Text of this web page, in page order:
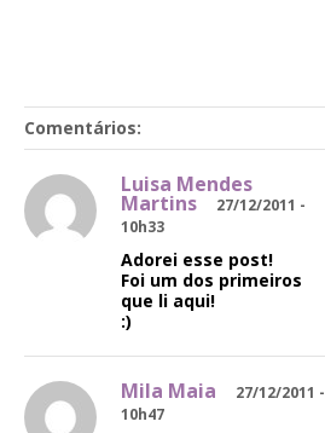
Comentários:
Luisa Mendes
Martins
27/12/2011 -
10h33
Adorei esse post!
Foi um dos primeiros
que li aqui!
:)
Mila Maia
27/12/2011 -
10h47